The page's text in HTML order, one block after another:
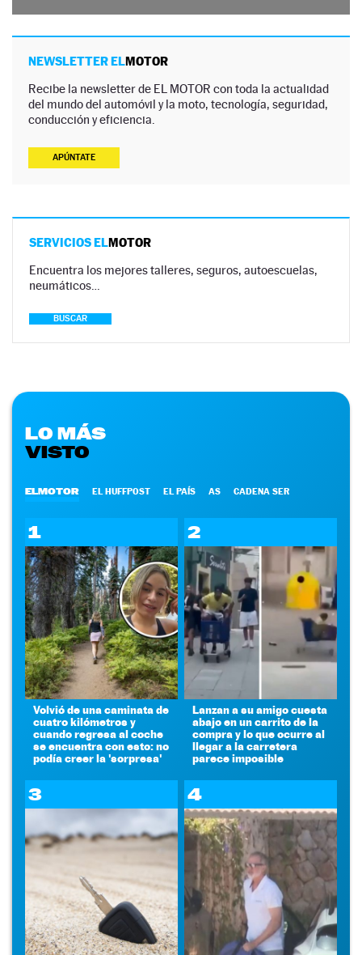
NEWSLETTER ELMOTOR
Recibe la newsletter de EL MOTOR con toda la actualidad
del mundo del automóvil y la moto, tecnología, seguridad,
conducción y eficiencia.
APÚNTATE
SERVICIOS ELMOTOR
Encuentra los mejores talleres, seguros, autoescuelas,
neumáticos…
BUSCAR
LO MÁS
VISTO
ELMOTOR EL HUFFPOST EL PAÍS AS CADENA SER
1
Volvió de una caminata de
cuatro kilómetros y
cuando regresa al coche
se encuentra con esto: no
podía creer la 'sorpresa'
2
Lanzan a su amigo cuesta
abajo en un carrito de la
compra y lo que ocurre al
llegar a la carretera
parece imposible
3 4